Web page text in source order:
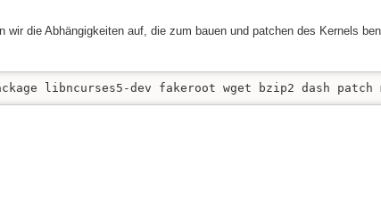
wir die Abhängigkeiten auf, die zum bauen und patchen des Kernels
libncurses5-dev fakeroot wget bzip2 dash patch